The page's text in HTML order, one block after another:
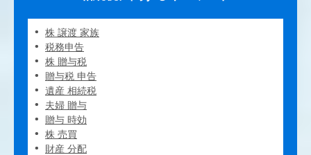
株 譲渡 家族
税務申告
株 贈与税
贈与税 申告
遺産 相続税
夫婦 贈与
贈与 時効
株 売買
財産 分配